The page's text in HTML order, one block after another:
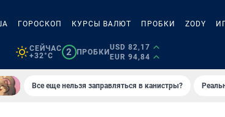
ГОРОСКОП КУРСЫ ВАЛЮТ ПРОБКИ ZODY
СЕЙЧАС
+32°C
2 ПРОБКИ
USD 82,17
EUR 94,84
Все еще нельзя заправляться в канистры?